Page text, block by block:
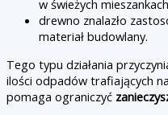
w świeżych
drewno znalazło
materiał budowlany.
Tego typu działania
ilości odpadów trafiających
pomaga ograniczyć